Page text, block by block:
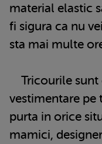
material elastic
fi sigura ca nu
sta mai multe
Tricourile sunt
vestimentare pe
purta in orice
mamici,